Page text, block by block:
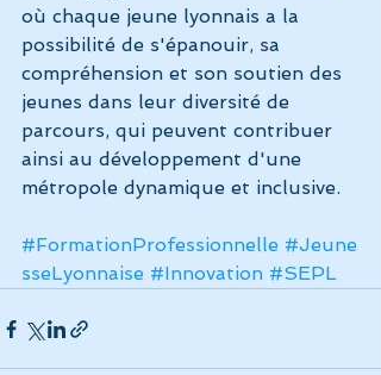
où chaque jeune lyonnais a la
possibilité de s'épanouir, sa
compréhension et son soutien des
jeunes dans leur diversité de
parcours, qui peuvent contribuer
ainsi au développement d'une
métropole dynamique et inclusive.
#FormationProfessionnelle #Jeune
sseLyonnaise #Innovation #SEPL